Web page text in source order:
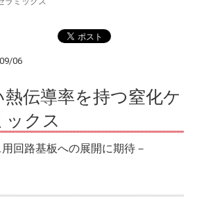
06
伝導率を持つ窒化ケ
ックス
回路基板への展開に期待－